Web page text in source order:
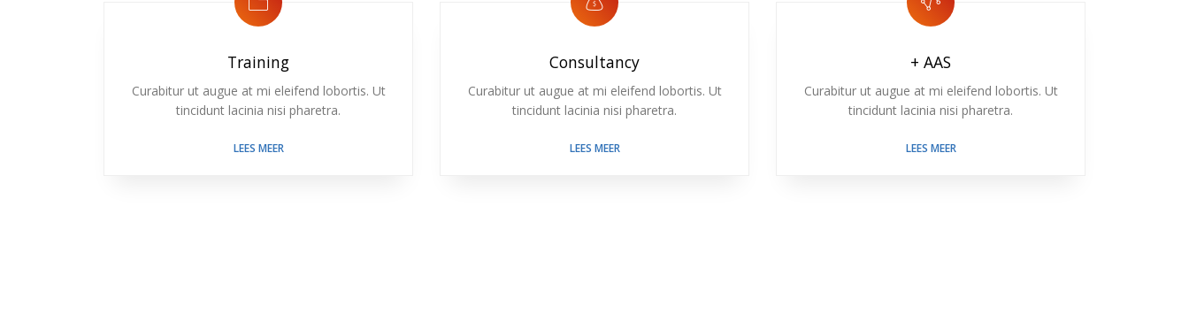
Training
Curabitur ut augue at mi eleifend lobortis. Ut
tincidunt lacinia nisi pharetra.
LEES MEER
Consultancy
Curabitur ut augue at mi eleifend lobortis. Ut
tincidunt lacinia nisi pharetra.
LEES MEER
+ AAS
Curabitur ut augue at mi eleifend lobortis. Ut
tincidunt lacinia nisi pharetra.
LEES MEER